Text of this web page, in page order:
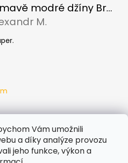
Vám umožnili
a díky analýze provozu
jeho funkce, výkon a
Pánské tmavě modré džíny Brax Cadiz Dark blue, prodloužené
je 5 z 5 hvězdiček.
M.